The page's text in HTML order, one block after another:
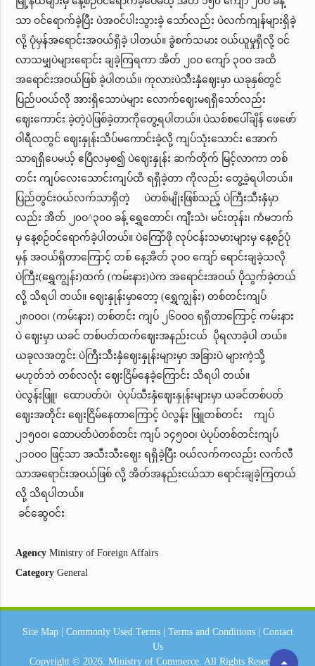
သာ ဝင်ရောက်ခဲ့ပြီး ပဲအဝင်ပါးသွားခဲ့ သော်လည်း ပဲလက်ကျန်များရှိခဲ့
လို့ ပုံမှန်အရောင်းအဝယ်ရှိခဲ့ ပါတယ်။ ခွဲစက်သမား ဝယ်ယူမှုရှိလို့ ဝင်
လာသမျှပဲများရောင်း ချခဲ့ကြရကာ အိတ် ၂၀ဝ ကျော် ၃၀ဝ အထိ
အရောင်းအဝယ်ဖြစ် ခဲ့ပါတယ်။ ကုလားပဲသီးနှံဈေးမှာ ယခုနှစ်တွင်
ပြည်ပဝယ်လို အားရှိသောပဲများ လောက်ဈေးမရရှိသော်လည်း
ဈေးကောင်း ခဲ့တဲ့ပဲဖြစ်ခဲ့တာကိုတွေ့ရပါတယ်။ ပဲသစ်စပေါ်ချိန် ဖေဖော်
ဝါရီလတွင် ဈေးနှုန်းသိပ်မကောင်းခဲ့လို့ ကျပ်သုံးသောင်း အောက်
သာရရှိပေမယ့် ဧပြီလမှစ၍ ပဲဈေးနှုန်း ဆက်တိုက် မြင့်လာကာ တစ်
တင်း ကျပ်လေးသောင်းကျပ်ထိ ရရှိခဲ့တာ ကိုလည်း တွေ့ခဲ့ရပါတယ်။
ပြည်တွင်းဝယ်လက်သာရှိတဲ့ ပဲတစ်မျိုးဖြစ်သည့် ပဲကြီးသီးနှံမှာ
လည်း အိတ် ၂၀ဝ^၃၀ဝ ခန့် ရွှေတောင်၊ ကျီးသဲ၊ မင်းတုန်း၊ ကံမဘက်
မှ နေ့စဉ်ဝင်ရောက်ခဲ့ပါတယ်။ ပဲကြော်ဖို လုပ်ငန်းသမားများမှ နေ့စဉ်ပုံ
မှန် အဝယ်ရှိတာကြောင့် တစ် နေ့အိတ် ၃၀ဝ ကျော် ရောင်းချခဲ့သလို
ပဲကြီး(ရွှေကျွန်း)ထက် (ကမ်းနား)ပဲက အရောင်းအဝယ် ပိုသွက်ခဲ့တယ်
လို့ သိရပါ တယ်။ ဈေးနှုန်းမှာတော့ (ရွှေကျွန်း) တစ်တင်းကျပ်
၂၈၀ဝ၀၊ (ကမ်းနား) တစ်တင်း ကျပ် ၂၆၀ဝ၀ ရရှိတာကြောင့် ကမ်းနား
ပဲ ဈေးမှာ ယခင် တစ်ပတ်ထက်ဈေးအနည်းငယ် ပိုရလာခဲ့ပါ တယ်။
ယခုလအတွင်း ပဲကြီးသီးနှံဈေးနှုန်းများမှာ အခြားပဲ များကဲ့သို့
မဟုတ်ဘဲ တစ်လလုံး ဈေးငြိမ်နေခဲ့ကြောင်း သိရပါ တယ်။
ပဲလွန်းဖြူ၊ ထောပတ်ပဲ၊ ပဲပုပ်သီးနှံဈေးနှုန်းများမှာ ယခင်တစ်ပတ်
ဈေးအတိုင်း ဈေးငြိမ်နေတာကြောင့် ပဲလွန်း ဖြူတစ်တင်း ကျပ်
၂၁၅၀ဝ၊ ထောပတ်ပဲတစ်တင်း ကျပ် ၁၄၅၀ဝ၊ ပဲပုပ်တစ်တင်းကျပ်
၂၁၀ဝ၀ ဖြင့်သာ အသီးသီးဈေး ရရှိခဲ့ပြီး ဝယ်လက်ကလည်း လက်လီ
သာအရောင်းအဝယ်ဖြစ် လို့ အိတ်အနည်းငယ်သာ ရောင်းချခဲ့ကြတယ်
လို့ သိရပါတယ်။
ခင်ဆွေဝင်း
Agency Ministry of Foreign Affairs
Category General
Site Map| Commonly Used Terms| Terms and Conditions| Contact
Us
Copyright © 2026. Ministry of Commerce. All Rights Reserved.